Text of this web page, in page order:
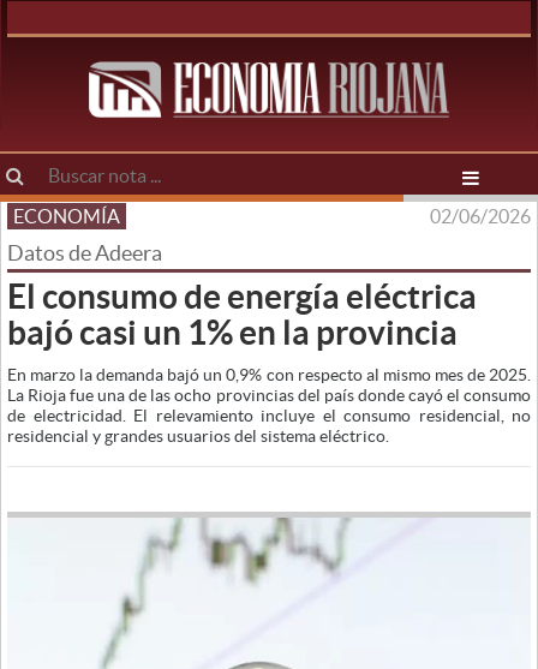
ECONOMÍA 02/06/2026
Datos de Adeera
El consumo de energía eléctrica
bajó casi un 1% en la provincia
En marzo la demanda bajó un 0,9% con respecto al mismo mes de 2025.
La Rioja fue una de las ocho provincias del país donde cayó el consumo
de electricidad. El relevamiento incluye el consumo residencial, no
residencial y grandes usuarios del sistema eléctrico.